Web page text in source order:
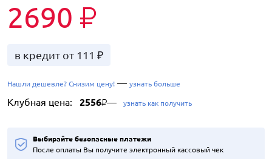
2690 ₽
в кредит от 111 ₽
Нашли дешевле? Снизим цену! — узнать больше
Клубная цена: 2556₽— узнать как получить
Выбирайте безопасные платежи
После оплаты Вы получите электронный кассовый чек